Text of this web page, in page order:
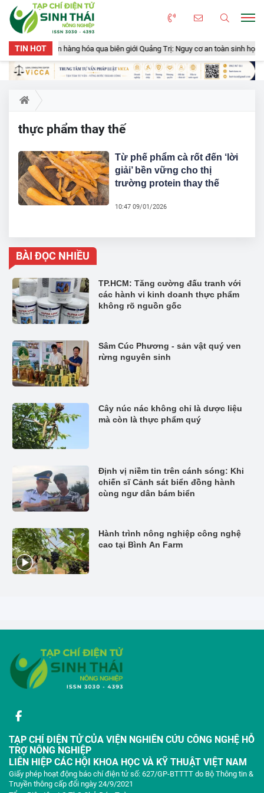
TIN HOT
gần 50 tấn hàng hóa qua biên giới Quảng Trị: Nguy cơ an toàn sinh học,
thực phẩm thay thế
Từ phế phẩm cà rốt đến ‘lời
giải’ bền vững cho thị
trường protein thay thế
10:47 09/01/2026
BÀI ĐỌC NHIỀU
TP.HCM: Tăng cường đấu tranh với
các hành vi kinh doanh thực phẩm
không rõ nguồn gốc
Sâm Cúc Phương - sản vật quý ven
rừng nguyên sinh
Cây núc nác không chỉ là dược liệu
mà còn là thực phẩm quý
Định vị niềm tin trên cánh sóng: Khi
chiến sĩ Cảnh sát biển đồng hành
cùng ngư dân bám biển
Hành trình nông nghiệp công nghệ
cao tại Bình An Farm
TẠP CHÍ ĐIỆN TỬ CỦA VIỆN NGHIÊN CỨU CÔNG NGHỆ HỖ
TRỢ NÔNG NGHIỆP
LIÊN HIỆP CÁC HỘI KHOA HỌC VÀ KỸ THUẬT VIỆT NAM
Giấy phép hoạt động báo chí điện tử số: 627/GP-BTTTT do Bộ Thông tin &
Truyền thông cấp đổi ngày 24/9/2021